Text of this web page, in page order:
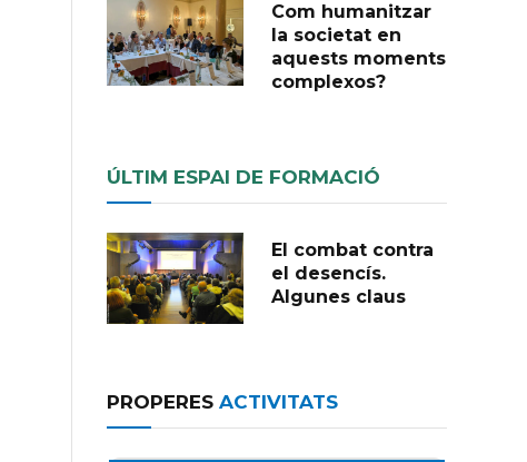
Com humanitzar
la societat en
aquests moments
complexos?
ÚLTIM ESPAI DE FORMACIÓ
El combat contra
el desencís.
Algunes claus
PROPERESACTIVITATS